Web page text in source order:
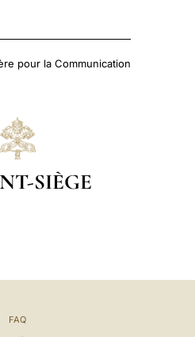
pour la Communication
SIÈGE
FAQ